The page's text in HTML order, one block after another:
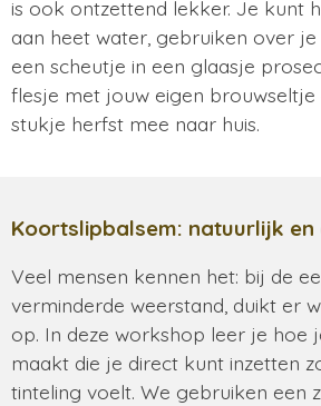
is ook ontzettend lekker. Je kunt
aan heet water, gebruiken over
een scheutje in een glaasje
flesje met jouw eigen brouwseltje
stukje herfst mee naar huis.
Koortslipbalsem: natuurlijk
Veel mensen kennen het: bij de
verminderde weerstand, duikt er
op. In deze workshop leer je hoe
maakt die je direct kunt inzetten
tinteling voelt. We gebruiken een